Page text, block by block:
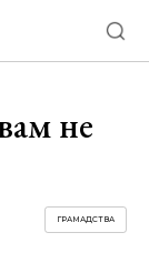
не
ГРАМАДСТВА